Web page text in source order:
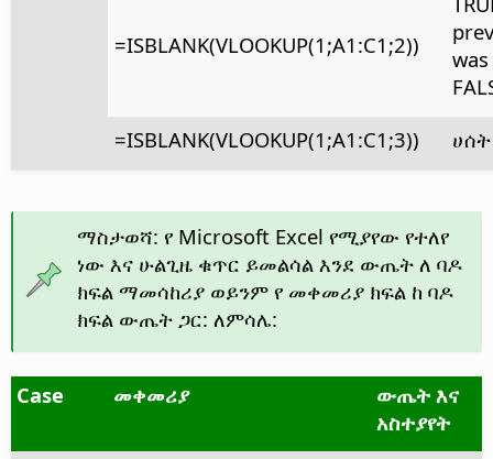
=ISBLANK(VLOOKUP(1;A1:C1;2))
was
=ISBLANK(VLOOKUP(1;A1:C1;3))
ማስታወሻ: የ Microsoft Excel የሚያየው የተለየ
ነው እና ሁልጊዜ ቁጥር ይመልሳል እንደ ውጤት ለ ባዶ
ክፍል ማመሳከሪያ ወይንም የ መቀመሪያ ክፍል ከ ባዶ
ክፍል ውጤት ጋር: ለምሳሌ:
Case መቀመሪያ
ውጤት እና
አስተያየት